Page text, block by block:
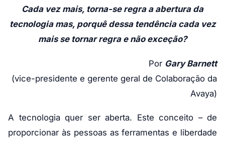
Cada vez mais, torna-se regra a abertura da
tecnologia mas, porquê dessa tendência cada vez
mais se tornar regra e não exceção?
Por Gary Barnett
(vice-presidente e gerente geral de Colaboração da
Avaya)
A tecnologia quer ser aberta. Este conceito – de
proporcionar às pessoas as ferramentas e liberdade